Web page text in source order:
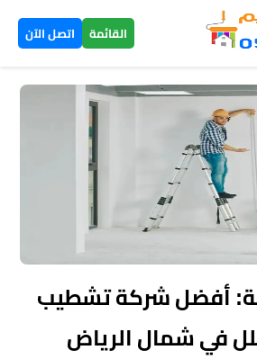
القائمة اتصل الآن
أفضل شركة تشطيب
في شمال الرياض